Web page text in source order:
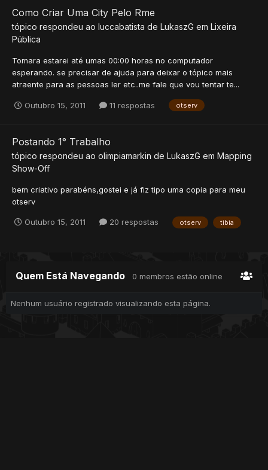
Como Criar Uma City Pelo Rme
tópico respondeu ao luccabatista de LukaszG em Lixeira
Pública
Tomara estarei até umas 00:00 horas no computador
esperando. se precisar de ajuda para deixar o tópico mais
atraente para as pessoas ler etc..me fale que vou tentar te...
Outubro 15, 2011 11 respostas otserv
Postando 1° Trabalho
tópico respondeu ao olimpiamarkin de LukaszG em Mapping
Show-Off
bem criativo parabéns,gostei e já fiz tipo uma copia para meu
otserv
Outubro 15, 2011 20 respostas otserv tibia
Quem Está Navegando 0 membros estão online
Nenhum usuário registrado visualizando esta página.